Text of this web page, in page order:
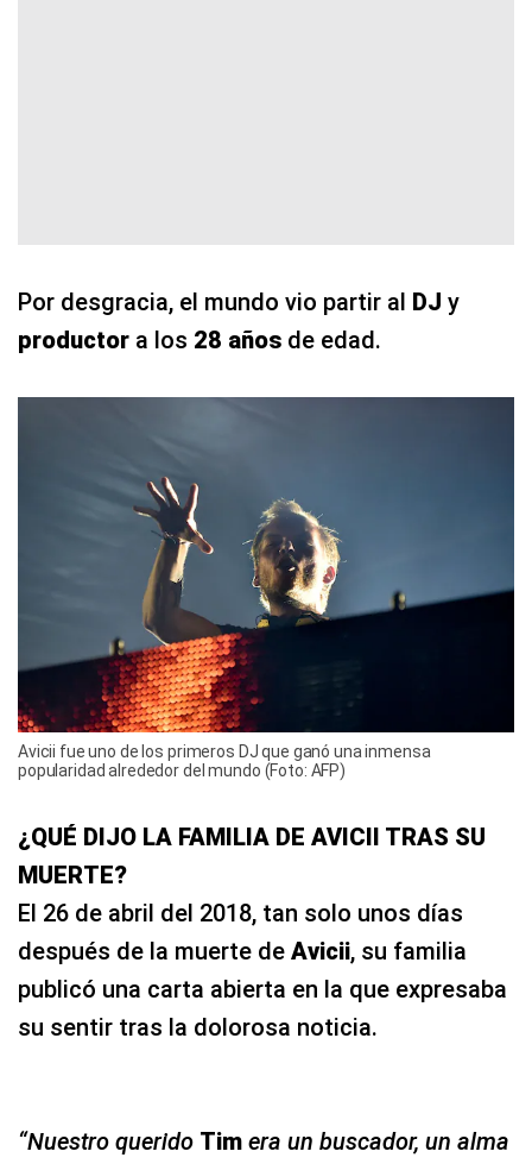
Por desgracia, el mundo vio partir al DJ y
productor a los 28 años de edad.
Avicii fue uno de los primeros DJ que ganó una inmensa
popularidad alrededor del mundo (Foto: AFP)
¿QUÉ DIJO LA FAMILIA DE AVICII TRAS SU
MUERTE?
El 26 de abril del 2018, tan solo unos días
después de la muerte de Avicii, su familia
publicó una carta abierta en la que expresaba
su sentir tras la dolorosa noticia.
“Nuestro querido Tim era un buscador, un alma